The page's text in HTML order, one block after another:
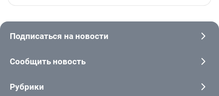
Подписаться на новости
Сообщить новость
Рубрики